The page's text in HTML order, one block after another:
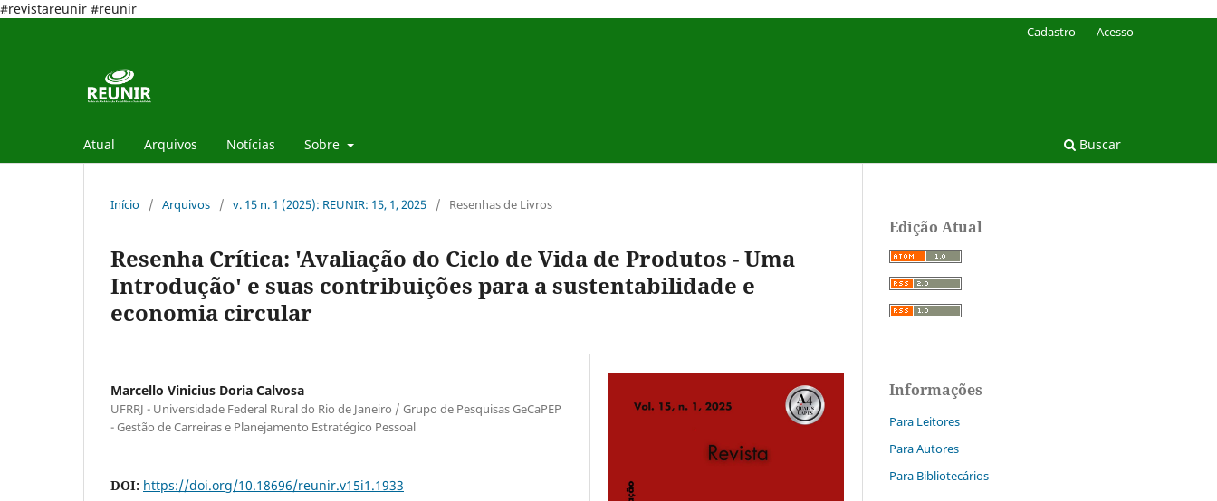
#revistareunir #reunir
Atual Arquivos Notícias Sobre Buscar
Cadastro Acesso
Início / Arquivos / v. 15 n. 1 (2025): REUNIR: 15, 1, 2025 / Resenhas de Livros
Resenha Crítica: 'Avaliação do Ciclo de Vida de Produtos - Uma
Introdução' e suas contribuições para a sustentabilidade e
economia circular
Marcello Vinicius Doria Calvosa
UFRRJ - Universidade Federal Rural do Rio de Janeiro / Grupo de Pesquisas GeCaPEP
- Gestão de Carreiras e Planejamento Estratégico Pessoal
DOI: https://doi.org/10.18696/reunir.v15i1.1933
Edição Atual
Informações
Para Leitores
Para Autores
Para Bibliotecários